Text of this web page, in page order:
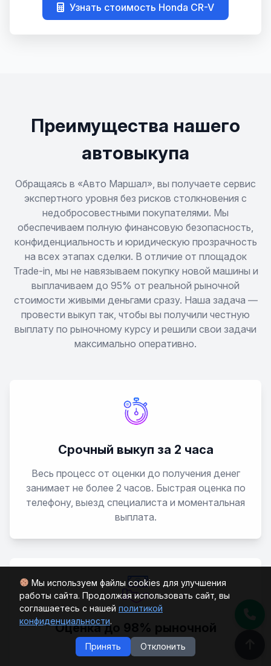
Мы используем файлы cookies для улучшения
работы сайта. Продолжая использовать сайт, вы
соглашаетесь с нашей политикой
конфиденциальности.
Принять Отклонить
Honda Odyssey
Узнать стоимость Honda CR-V
Преимущества нашего
автовыкупа
Обращаясь в «Авто Маршал», вы получаете сервис
экспертного уровня без рисков столкновения с
недобросовестными покупателями. Мы
обеспечиваем полную финансовую безопасность,
конфиденциальность и юридическую прозрачность
на всех этапах сделки. В отличие от площадок
Trade-in, мы не навязываем покупку новой машины и
выплачиваем до 95% от реальной рыночной
стоимости живыми деньгами сразу. Наша задача —
провести выкуп так, чтобы вы получили честную
выплату по рыночному курсу и решили свои задачи
максимально оперативно.
Срочный выкуп за 2 часа
Весь процесс от оценки до получения денег
занимает не более 2 часов. Быстрая оценка по
телефону, выезд специалиста и моментальная
выплата.
Оценка до 98% рыночной
стоимости